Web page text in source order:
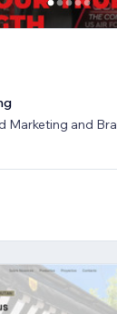
Marketing and